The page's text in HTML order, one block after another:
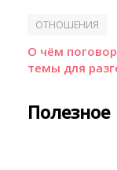
ОТНОШЕНИЯ
О чём
темы для
Полезное